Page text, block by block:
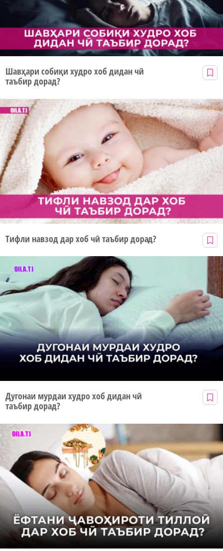
Шавҳари собиқи худро хоб дидан чӣ
таъбир дорад?
Тифли навзод дар хоб чӣ таъбир дорад?
Дугонаи мурдаи худро хоб дидан чӣ
таъбир дорад?